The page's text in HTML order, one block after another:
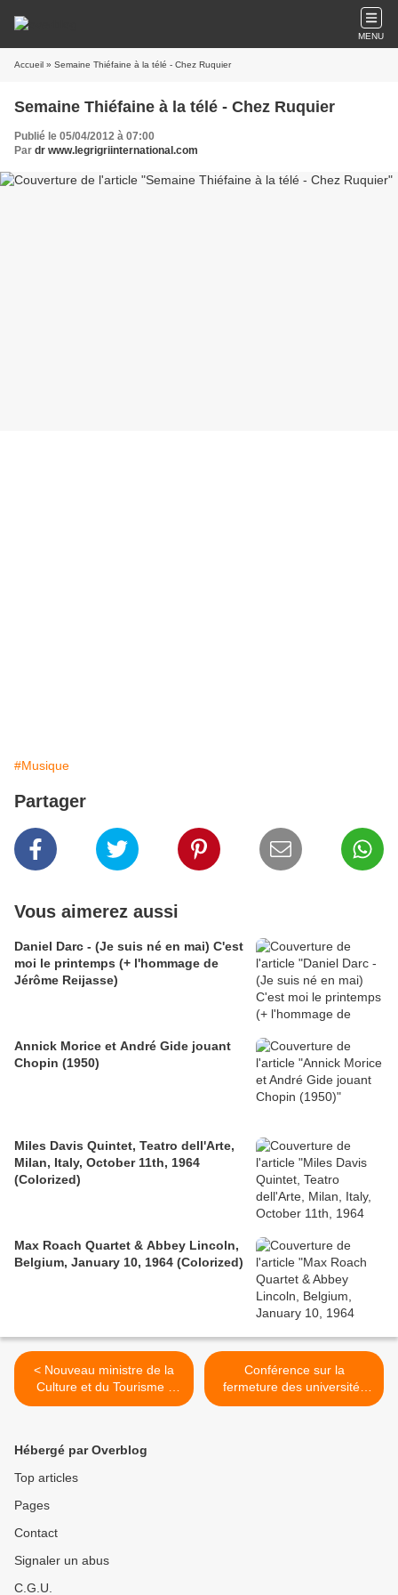
MENU
Accueil » Semaine Thiéfaine à la télé - Chez Ruquier
Semaine Thiéfaine à la télé - Chez Ruquier
Publié le 05/04/2012 à 07:00
Par dr www.legrigriinternational.com
#Musique
Partager
Vous aimerez aussi
Daniel Darc - (Je suis né en mai) C'est
moi le printemps (+ l'hommage de
Jérôme Reijasse)
Annick Morice et André Gide jouant
Chopin (1950)
Miles Davis Quintet, Teatro dell'Arte,
Milan, Italy, October 11th, 1964
(Colorized)
Max Roach Quartet & Abbey Lincoln,
Belgium, January 10, 1964 (Colorized)
< Nouveau ministre de la
Culture et du Tourisme -
Youssou N'Dour c'était
Conférence sur la
fermeture des universités
en Côte d'Ivoire -
Hébergé par Overblog
Top articles
Pages
Contact
Signaler un abus
C.G.U.